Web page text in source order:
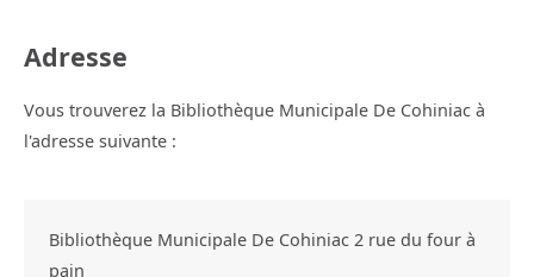
Adresse
Vous trouverez la Bibliothèque Municipale De Cohiniac à
l'adresse suivante :
Bibliothèque Municipale De Cohiniac 2 rue du four à
pain